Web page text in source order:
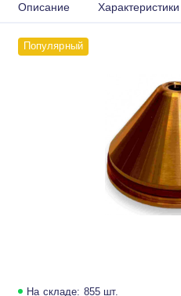
Описание Характеристики
Популярный
На складе: 855 шт.